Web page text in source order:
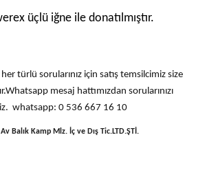
üçlü iğne ile donatılmıştır.
türlü sorularınız için satış temsilcimiz size
mesaj hattımızdan sorularınızı
whatsapp: 0 536 667 16 10
Balık Kamp Mlz. İç ve Dış Tic.LTD.ŞTİ.